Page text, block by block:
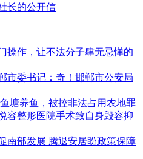
长的公开信
操作，让不法分子肆无忌惮的
市委书记：奇！邯郸市公安局
塘养鱼，被控非法占用农地罪
容整形医院手术致自身毁容抑
南部发展 腾退安居盼政策保障